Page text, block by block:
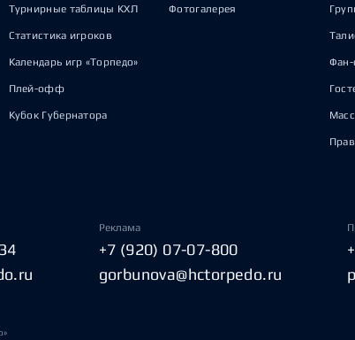
Турнирные таблицы КХЛ
Статистика игроков
Календарь игр «Торпедо»
Плей-офф
Кубок Губернатора
Фотогалерея
Фан-
Реклама
+7 (920) 07-07-800
gorbunova@hctorpedo.ru